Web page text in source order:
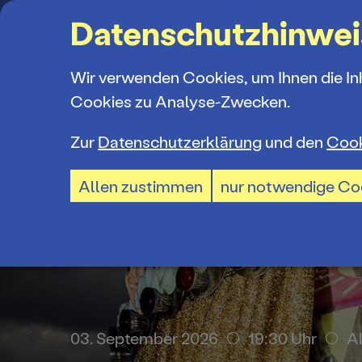
Suchbegriff
Spielplan
Repertoire
Konzerte
Ticketkauf
BTU-
Ensemble
Jobs und
03. September 2026 19:30 Uhr
September 2026 14:30 Uhr
Wir verwenden Cookies, um Ihnen die
Cookies zu Analyse-Zwecken.
Zur Datenschutzerklärung und den
Allen zustimmen nur notwendige